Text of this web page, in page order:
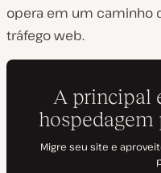
opera em um caminho
tráfego web.